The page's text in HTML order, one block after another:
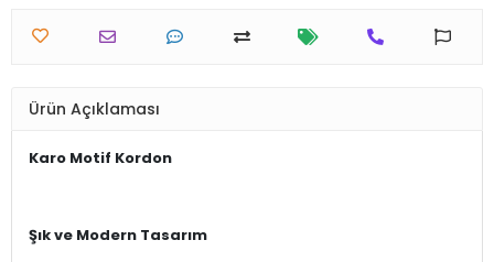
Ürün Açıklaması
Karo Motif Kordon
Şık ve Modern Tasarım